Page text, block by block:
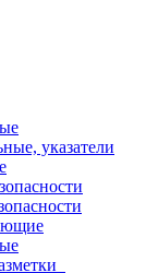
указатели